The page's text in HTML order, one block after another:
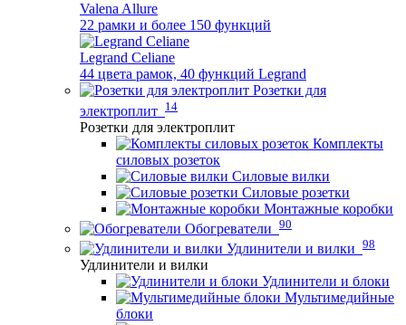
Valena Allure
22 рамки и более 150 функций
Legrand Celiane
44 цвета рамок, 40 функций Legrand
Розетки для
электроплит 14
Розетки для электроплит
Комплекты
силовых розеток
Силовые вилки
Силовые розетки
Монтажные коробки
Обогреватели 90
Удлинители и вилки 98
Удлинители и вилки
Удлинители и блоки
Мультимедийные
блоки